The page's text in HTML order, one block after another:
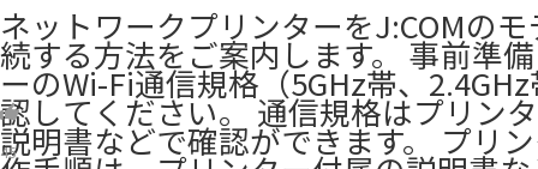
ネットワークプリンターをJ:COMの
続する方法をご案内します。 事前準
ーのWi-Fi通信規格（5GHz帯、
認してください。 通信規格はプリン
説明書などで確認ができます。 プリ
45